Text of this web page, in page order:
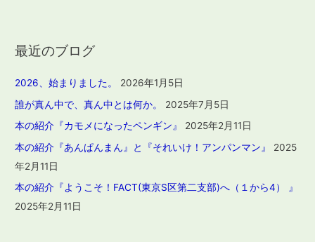
最近のブログ
2026、始まりました。
2026年1月5日
誰が真ん中で、真ん中とは何か。
2025年7月5日
本の紹介『カモメになったペンギン』
2025年2月11日
本の紹介『あんぱんまん』と『それいけ！アンパンマン』
2025
年2月11日
本の紹介『ようこそ！FACT(東京S区第二支部)へ（１から4） 』
2025年2月11日